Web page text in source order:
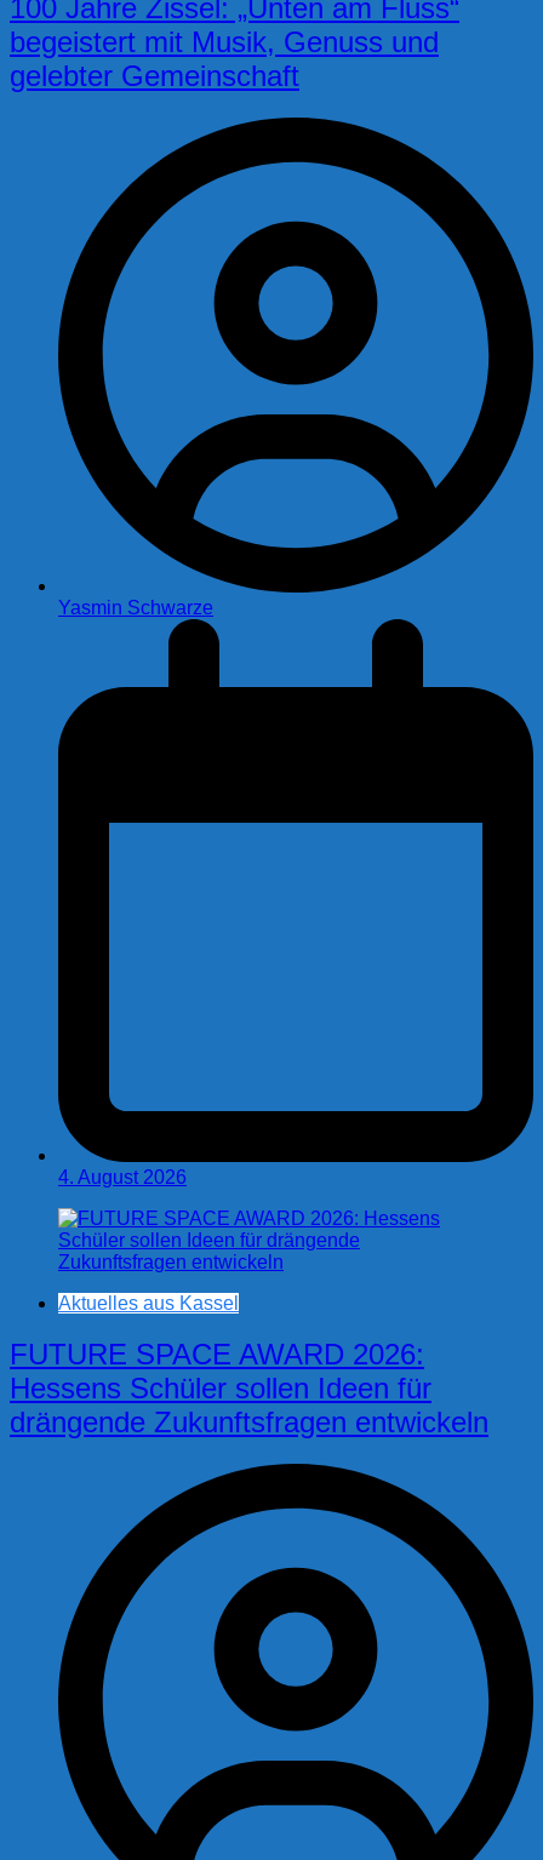
100 Jahre Zissel: „Unten am Fluss“
begeistert mit Musik, Genuss und
gelebter Gemeinschaft
Yasmin Schwarze
4. August 2026
Aktuelles aus Kassel
FUTURE SPACE AWARD 2026:
Hessens Schüler sollen Ideen für
drängende Zukunftsfragen entwickeln